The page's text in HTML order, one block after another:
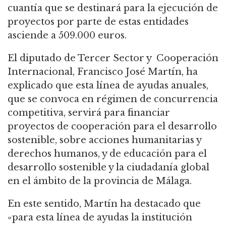
cuantía que se destinará para la ejecución de
proyectos por parte de estas entidades
asciende a 509.000 euros.
El diputado de Tercer Sector y Cooperación
Internacional, Francisco José Martín, ha
explicado que esta línea de ayudas anuales,
que se convoca en régimen de concurrencia
competitiva, servirá para financiar
proyectos de cooperación para el desarrollo
sostenible, sobre acciones humanitarias y
derechos humanos, y de educación para el
desarrollo sostenible y la ciudadanía global
en el ámbito de la provincia de Málaga.
En este sentido, Martín ha destacado que
«para esta línea de ayudas la institución